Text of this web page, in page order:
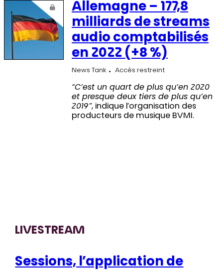
Allemagne – 177,8
milliards de streams
audio comptabilisés
en 2022 (+8 %)
News Tank Accès restreint
“C’est un quart de plus qu’en 2020
et presque deux tiers de plus qu’en
2019”, indique l’organisation des
producteurs de musique BVMI.
LIVESTREAM
Sessions, l’application de